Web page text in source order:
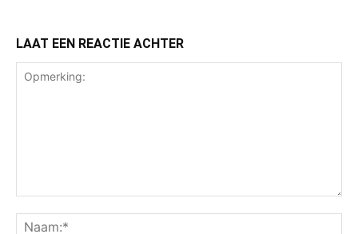
LAAT EEN REACTIE ACHTER